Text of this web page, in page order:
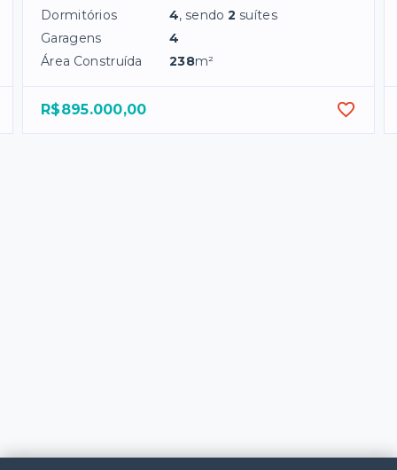
Dormitórios 4, sendo2 suítes
Garagens
4
Área Construída
238m²
R$895.000,00